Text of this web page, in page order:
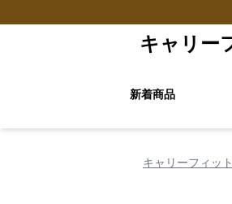
キャリー
新着商品
キャリーフィッ